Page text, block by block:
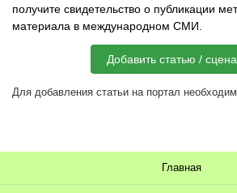
получите свидетельство о публикации
материала в международном СМИ.
Добавить статью /
Для добавления статьи на портал
Главная